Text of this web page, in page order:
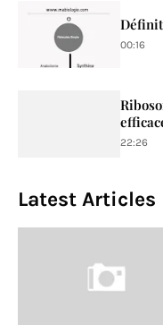
00:16
22:26
Latest Articles